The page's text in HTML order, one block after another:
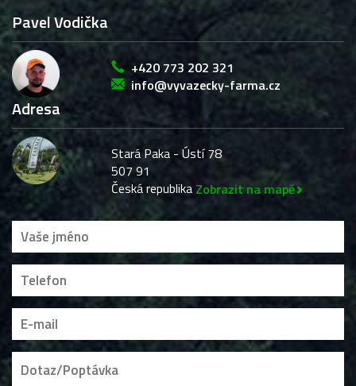
Pavel Vodička
+420 773 202 321
info@vyvazecky-farma.cz
Adresa
Stará Paka - Ústí 78
507 91
Česká republika Zobrazit na mapě